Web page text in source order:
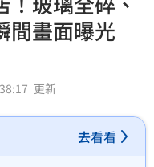
畫面曝光
更新
去看看